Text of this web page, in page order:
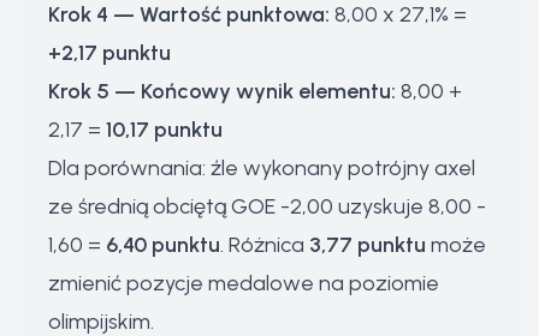
Krok 4 — Wartość punktowa: 8,00 x 27,1% =
+2,17 punktu
Krok 5 — Końcowy wynik elementu: 8,00 +
2,17 = 10,17 punktu
Dla porównania: źle wykonany potrójny axel
ze średnią obciętą GOE -2,00 uzyskuje 8,00 -
1,60 = 6,40 punktu. Różnica 3,77 punktu może
zmienić pozycje medalowe na poziomie
olimpijskim.